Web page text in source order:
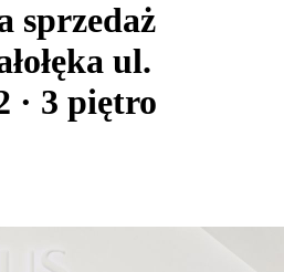
sprzedaż
ul.
· 3 piętro